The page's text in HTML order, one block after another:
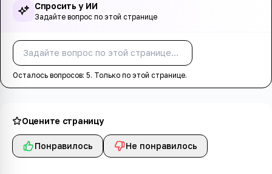
Спросить у ИИ
Задайте вопрос по этой странице
Осталось вопросов: 5. Только по этой странице.
Оцените страницу
Понравилось Не понравилось